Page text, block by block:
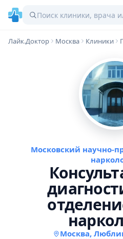
Лайк.Доктор Москва Клиники
Московский научно-
Москва,